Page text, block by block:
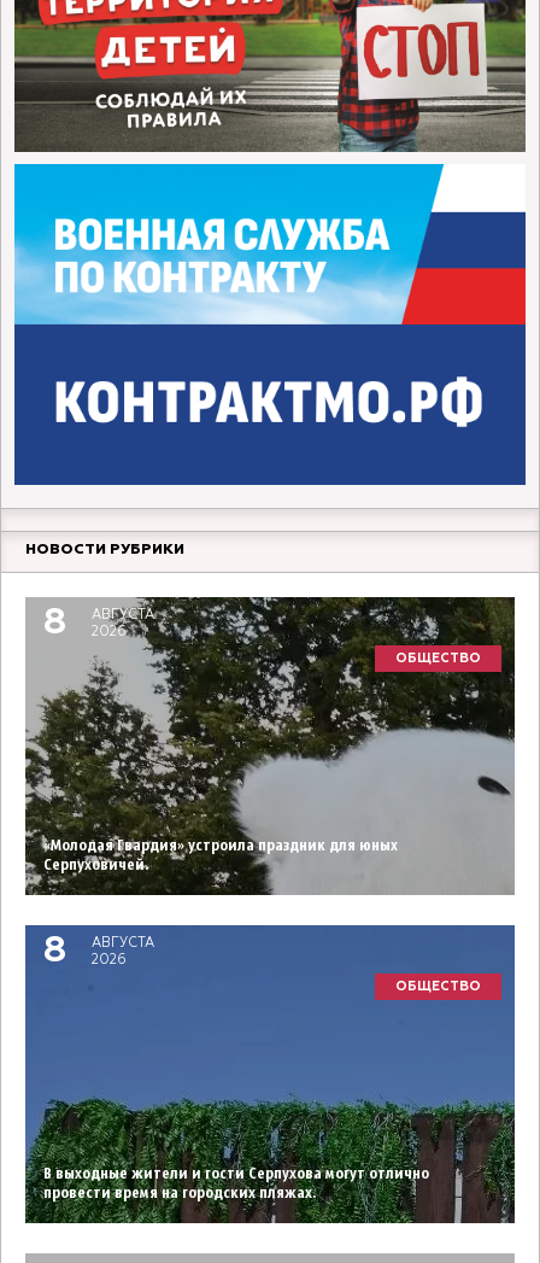
НОВОСТИ РУБРИКИ
8
АВГУСТА
2026
ОБЩЕСТВО
«Молодая Гвардия» устроила праздник для юных
Серпуховичей.
8
АВГУСТА
2026
ОБЩЕСТВО
В выходные жители и гости Серпухова могут отлично
провести время на городских пляжах.